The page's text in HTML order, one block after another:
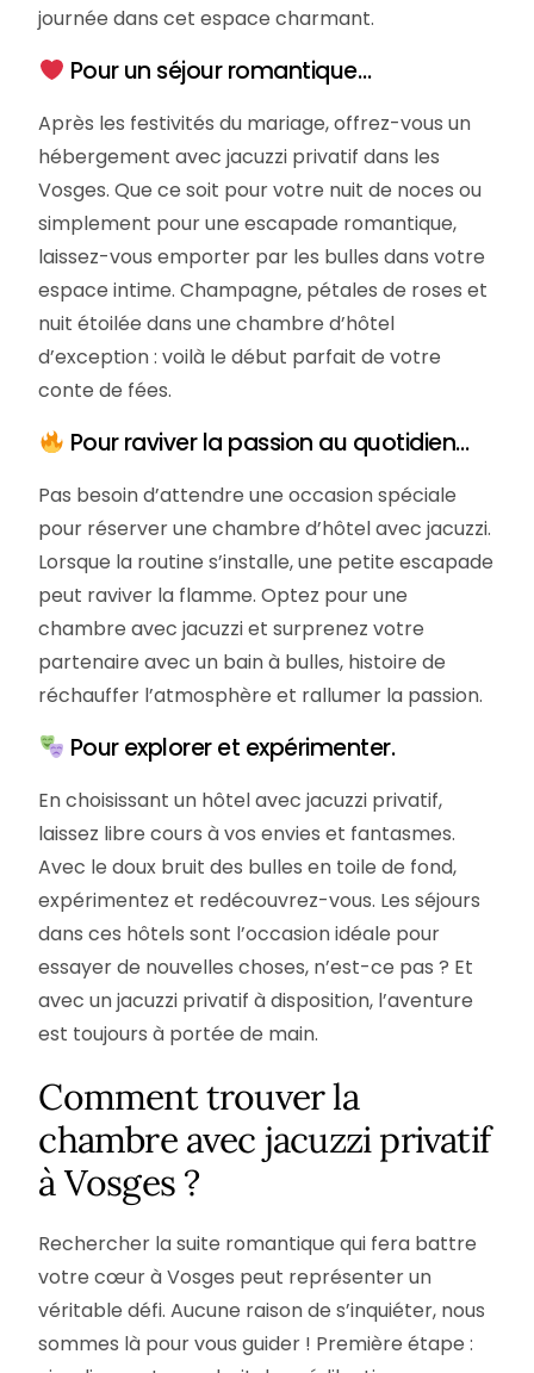
journée dans cet espace charmant.
Pour un séjour romantique…
Après les festivités du mariage, offrez-vous un
hébergement avec jacuzzi privatif dans les
Vosges. Que ce soit pour votre nuit de noces ou
simplement pour une escapade romantique,
laissez-vous emporter par les bulles dans votre
espace intime. Champagne, pétales de roses et
nuit étoilée dans une chambre d’hôtel
d’exception : voilà le début parfait de votre
conte de fées.
Pour raviver la passion au quotidien…
Pas besoin d’attendre une occasion spéciale
pour réserver une chambre d’hôtel avec jacuzzi.
Lorsque la routine s’installe, une petite escapade
peut raviver la flamme. Optez pour une
chambre avec jacuzzi et surprenez votre
partenaire avec un bain à bulles, histoire de
réchauffer l’atmosphère et rallumer la passion.
Pour explorer et expérimenter.
En choisissant un hôtel avec jacuzzi privatif,
laissez libre cours à vos envies et fantasmes.
Avec le doux bruit des bulles en toile de fond,
expérimentez et redécouvrez-vous. Les séjours
dans ces hôtels sont l’occasion idéale pour
essayer de nouvelles choses, n’est-ce pas ? Et
avec un jacuzzi privatif à disposition, l’aventure
est toujours à portée de main.
Comment trouver la
chambre avec jacuzzi privatif
à Vosges ?
Rechercher la suite romantique qui fera battre
votre cœur à Vosges peut représenter un
véritable défi. Aucune raison de s’inquiéter, nous
sommes là pour vous guider ! Première étape :